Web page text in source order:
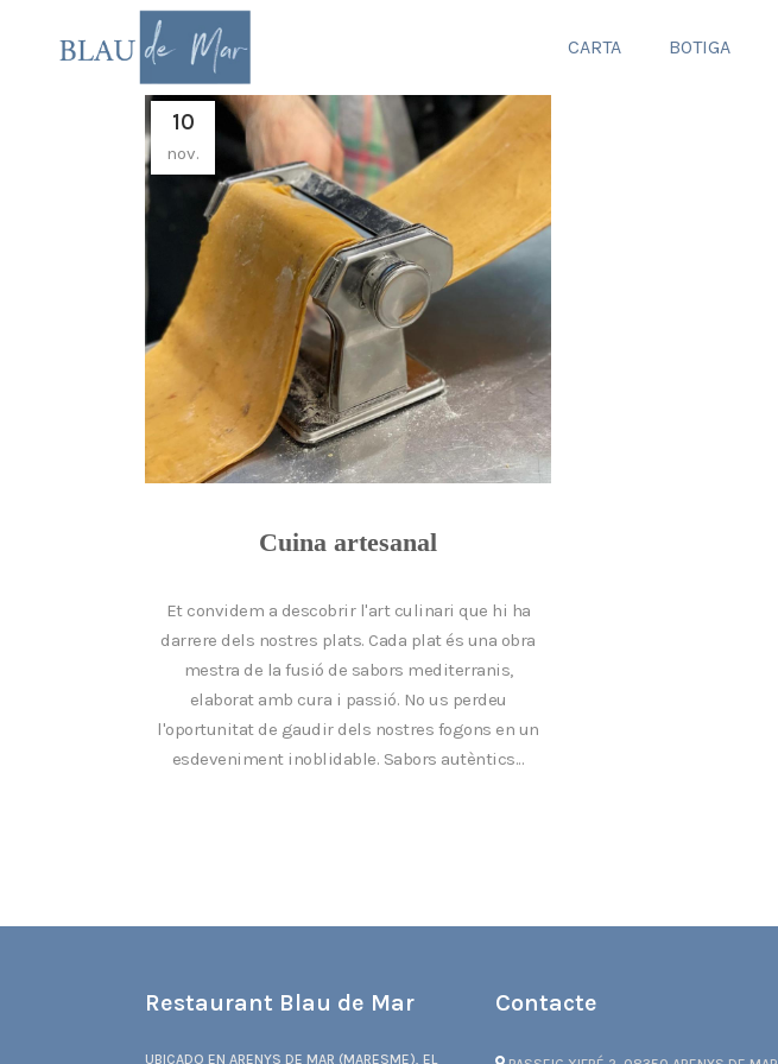
CARTA BOTIGA
10
nov.
Cuina artesanal
Et convidem a descobrir l'art culinari que hi ha
darrere dels nostres plats. Cada plat és una obra
mestra de la fusió de sabors mediterranis,
elaborat amb cura i passió. No us perdeu
l'oportunitat de gaudir dels nostres fogons en un
esdeveniment inoblidable. Sabors autèntics...
Restaurant Blau de Mar
UBICADO EN ARENYS DE MAR (MARESME), EL
Contacte